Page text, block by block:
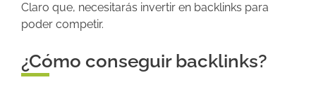
Claro que, necesitarás invertir en backlinks para
poder competir.
¿Cómo conseguir backlinks?